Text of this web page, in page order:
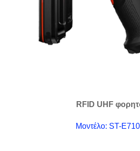
RFID UHF
Μοντέλο: ST-